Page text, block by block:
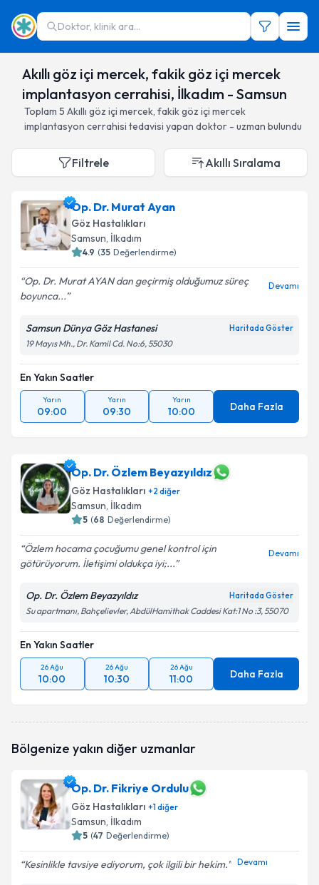
Doktor, klinik ara...
Akıllı göz içi mercek, fakik göz içi mercek
implantasyon cerrahisi, İlkadım - Samsun
Toplam 5 Akıllı göz içi mercek, fakik göz içi mercek
implantasyon cerrahisi tedavisi yapan doktor - uzman bulundu
Filtrele Akıllı Sıralama
Op. Dr. Murat Ayan
Göz Hastalıkları
Samsun, İlkadım
4.9 (35 Değerlendirme)
Op. Dr. Murat AYAN dan geçirmiş olduğumuz süreç
boyunca...
Devamı
Samsun Dünya Göz Hastanesi Haritada Göster
19 Mayıs Mh., Dr. Kamil Cd. No:6, 55030
En Yakın Saatler
Yarın
09:00
Yarın
09:30
Yarın
10:00 Daha Fazla
Op. Dr. Özlem Beyazyıldız
Göz Hastalıkları +2 diğer
Samsun, İlkadım
5 (68 Değerlendirme)
Özlem hocama çocuğumu genel kontrol için
götürüyorum. İletişimi oldukça iyi;...
Devamı
Op. Dr. Özlem Beyazyıldız Haritada Göster
Su apartmanı, Bahçelievler, AbdülHamithak Caddesi Kat:1 No :3, 55070
En Yakın Saatler
26 Ağu
10:00
26 Ağu
10:30
26 Ağu
11:00 Daha Fazla
Bölgenize yakın diğer uzmanlar
Op. Dr. Fikriye Ordulu
Göz Hastalıkları +1diğer
Samsun, İlkadım
5 (47 Değerlendirme)
Kesinlikle tavsiye ediyorum, çok ilgili bir hekim. Devamı